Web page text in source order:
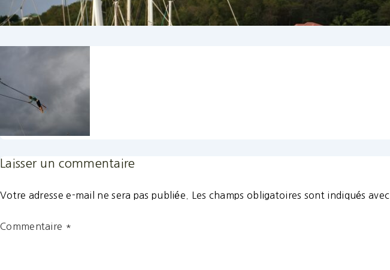
Laisser un commentaire
Votre adresse e-mail ne sera pas publiée. Les champs obligatoires sont indiqués avec
Commentaire *